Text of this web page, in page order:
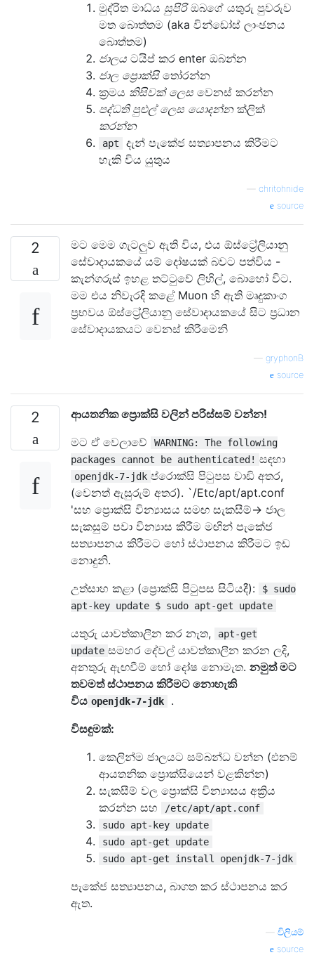
මුද්රිත මාධ්ය සුපිරිඔබගේ යතුරු පුවරුව
මත බොත්තම (aka වින්ඩෝස් ලාංඡනය
බොත්තම)
ජාලය ටයිප් කර enter ඔබන්න
ජාල ප්‍රොක්සිතෝරන්න
ක්‍රමය කිසිවක් ලෙස වෙනස් කරන්න
පද්ධති පුළුල් ලෙස යොදන්නක්ලික්
කරන්න
apt
දැන් පැකේජ සත්‍යාපනය කිරීමට
හැකි විය යුතුය
chritohnide
source
2
මට මෙම ගැටලුව ඇති විය, එය ඕස්ට්‍රේලියානු
සේවාදායකයේ යම් දෝෂයක් බවට පත්විය -
කැන්ගරුස් ඉහළ තට්ටුවේ ලිහිල්, බොහෝ විට.
මම එය නිවැරදි කළේ Muon හි ඇති මෘදුකාංග
ප්‍රභවය ඕස්ට්‍රේලියානු සේවාදායකයේ සිට ප්‍රධාන
සේවාදායකයට වෙනස් කිරීමෙනි
gryphonB
source
2
ආයතනික ප්‍රොක්සි වලින් පරිස්සම් වන්න!
මට ඒ වෙලාවේ
WARNING: The following
packages cannot be authenticated! සඳහා
openjdk-7-jdk ප්රොක්සි පිටුපස වාඩි අතර,
(වෙනත් ඇසුරුම් අතර). `/Etc/apt/apt.conf
'සහ ප්‍රොක්සි වින්‍යාසය සමඟ සැකසීම්-> ජාල
සැකසුම් පවා වින්‍යාස කිරීම මඟින් පැකේජ
සත්‍යාපනය කිරීමට හෝ ස්ථාපනය කිරීමට ඉඩ
නොදුනි.
උත්සාහ කළා (ප්‍රොක්සි පිටුපස සිටියදී):
$ sudo
apt-key update $ sudo apt-get update
යතුරු යාවත්කාලීන කර නැත,
apt-get
update සමහර දේවල් යාවත්කාලීන කරන ලදි,
අනතුරු ඇඟවීම් හෝ දෝෂ නොමැත. නමුත් මට
තවමත් ස්ථාපනය කිරීමට නොහැකි
විය openjdk-7-jdk
.
විසඳුමක්:
කෙලින්ම ජාලයට සම්බන්ධ වන්න (එනම්
ආයතනික ප්‍රොක්සියෙන් වළකින්න)
සැකසීම් වල ප්‍රොක්සි වින්‍යාසය අක්‍රිය
කරන්න සහ
/etc/apt/apt.conf
sudo apt-key update
sudo apt-get update
sudo apt-get install openjdk-7-jdk
පැකේජ සත්‍යාපනය, බාගත කර ස්ථාපනය කර
ඇත.
විලියම්
source